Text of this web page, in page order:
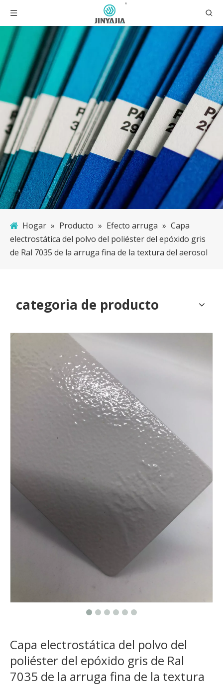
Hogar » Producto » Efecto arruga » Capa
electrostática del polvo del poliéster del epóxido gris
de Ral 7035 de la arruga fina de la textura del aerosol
categoria de producto
Capa electrostática del polvo del
poliéster del epóxido gris de Ral
7035 de la arruga fina de la textura